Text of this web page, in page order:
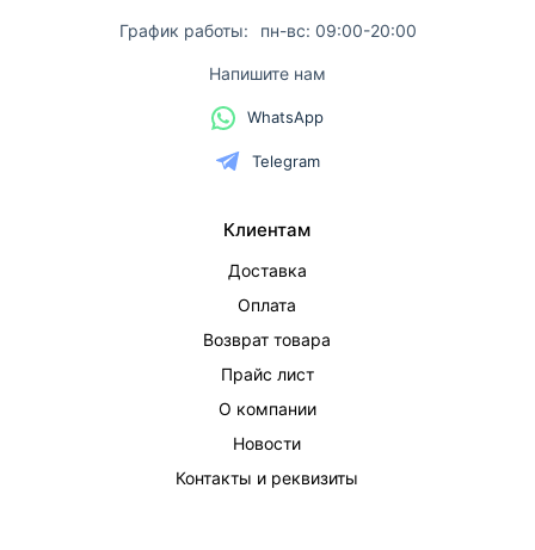
График работы: пн-вс: 09:00-20:00
Напишите нам
WhatsApp
Telegram
Клиентам
Доставка
Оплата
Возврат товара
Прайс лист
О компании
Новости
Контакты и реквизиты